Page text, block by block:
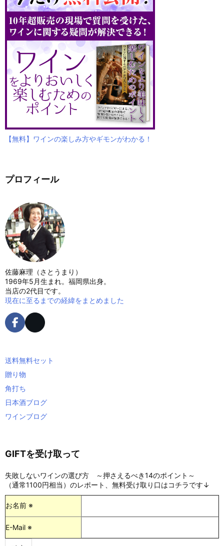
【無料】ワインの楽しみ方やギモンがわかる！
プロフィール
佐藤麻理（さとうまり）
1969年5月生まれ。福岡県出身。
当店の2代目です。
現在に至るまでの経緯をまとめました
送料無料セット
贈り物
角打ち
日本酒ブログ
ワインブログ
GIFTを受け取って
失敗しないワインの選び方 ～押さえるべき14のポイント～
（通常1100円相当）のレポート、無料受け取り口はコチラです↓
お名前 ※
E-Mail ※